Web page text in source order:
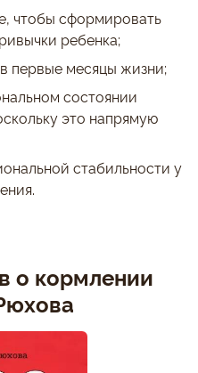
чтобы сформировать
ребенка;
первые месяцы жизни;
состоянии
это напрямую
стабильности у
о кормлении